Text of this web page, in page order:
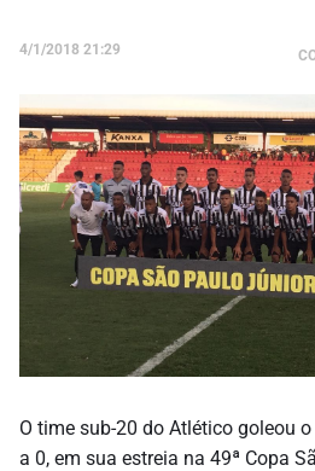
4/1/2018 21:29
O time sub-20 do Atlético goleou
a 0, em sua estreia na 49ª Copa